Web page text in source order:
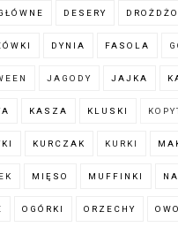
DESERY
DYNIA FASOLA
JAGODY JAJKA
KASZA KLUSKI
KURCZAK KURKI
MIĘSO MUFFINKI
OGÓRKI ORZECHY